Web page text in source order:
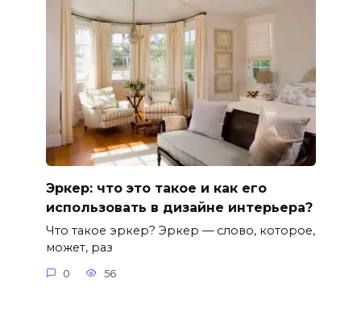
Эркер: что это такое и как его
использовать в дизайне интерьера?
Что такое эркер? Эркер — слово, которое,
может, раз
0 56